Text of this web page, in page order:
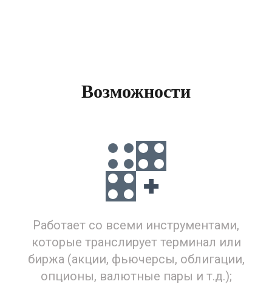
Возможности
Работает со всеми инструментами,
которые транслирует терминал или
биржа (акции, фьючерсы, облигации,
опционы, валютные пары и т.д.);